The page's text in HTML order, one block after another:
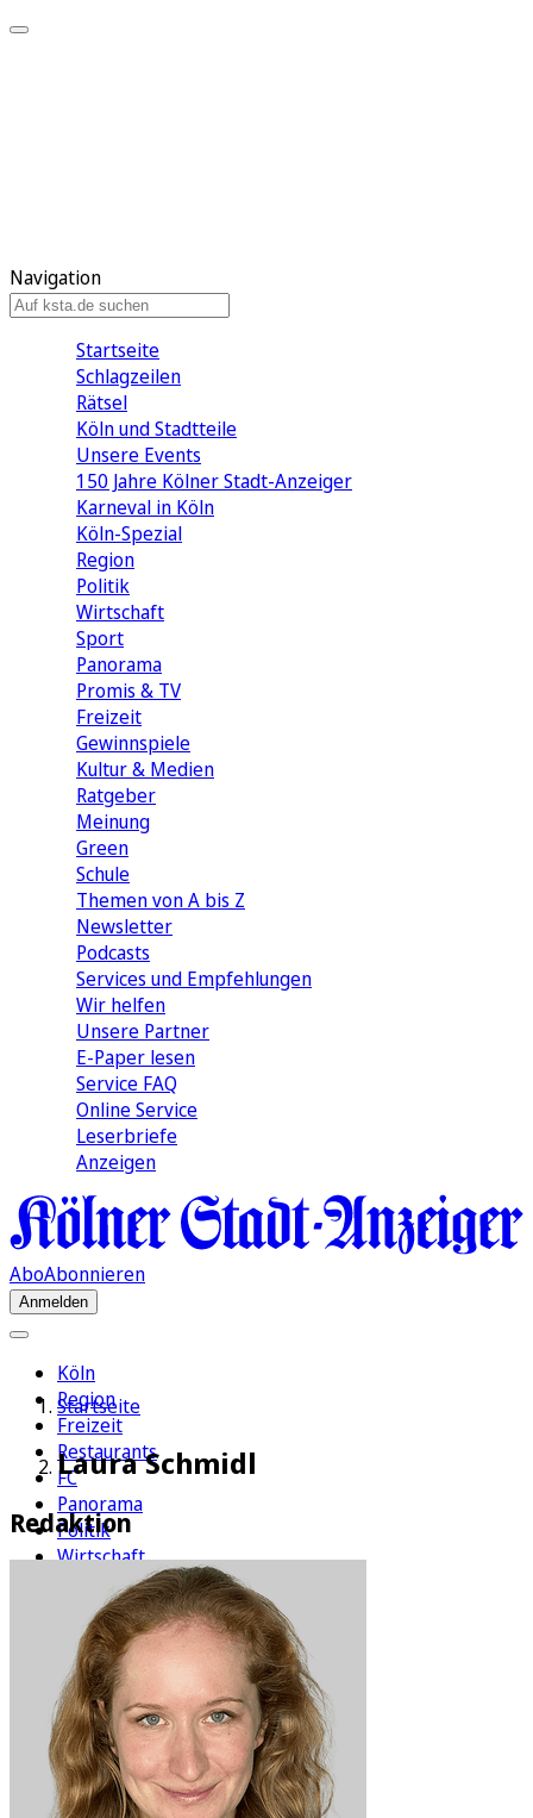
Navigation
Startseite
Schlagzeilen
Rätsel
Köln und Stadtteile
Unsere Events
150 Jahre Kölner Stadt-Anzeiger
Karneval in Köln
Köln-Spezial
Region
Politik
Wirtschaft
Sport
Panorama
Promis & TV
Freizeit
Gewinnspiele
Kultur & Medien
Ratgeber
Meinung
Green
Schule
Themen von A bis Z
Newsletter
Podcasts
Services und Empfehlungen
Wir helfen
Unsere Partner
E-Paper lesen
Service FAQ
Online Service
Leserbriefe
Anzeigen
AboAbonnieren
Anmelden
Köln
Region
Freizeit
Restaurants
FC
Panorama
Politik
Wirtschaft
Rätsel
Newsletter
E-Paper
Startseite
Laura Schmidl
Redaktion